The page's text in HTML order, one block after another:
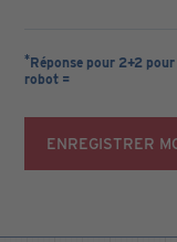
*Réponse pour 2+2
robot =
ENREGISTRER